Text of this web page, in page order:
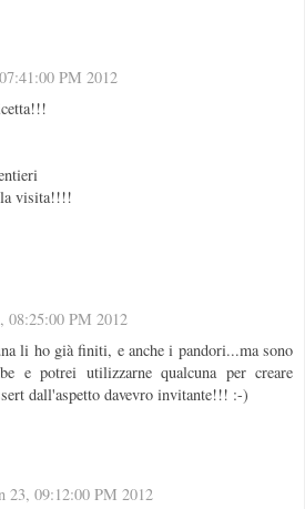
PM 2012
visita!!!!
08:25:00 PM 2012
li ho già finiti, e anche i pandori...ma sono
e potrei utilizzarne qualcuna per creare
dall'aspetto davevro invitante!!! :-)
23, 09:12:00 PM 2012